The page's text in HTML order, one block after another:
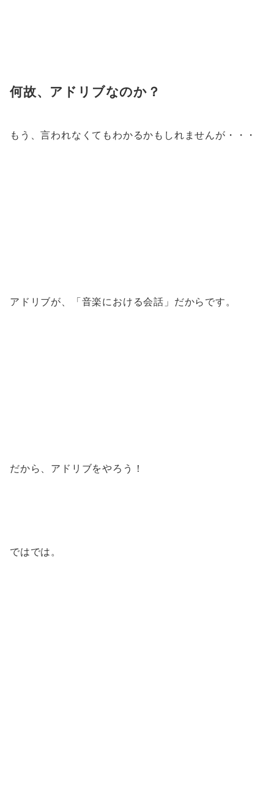
何故、アドリブなのか？
もう、言われなくてもわかるかもしれませんが・・・
アドリブが、「音楽における会話」だからです。
だから、アドリブをやろう！
ではでは。